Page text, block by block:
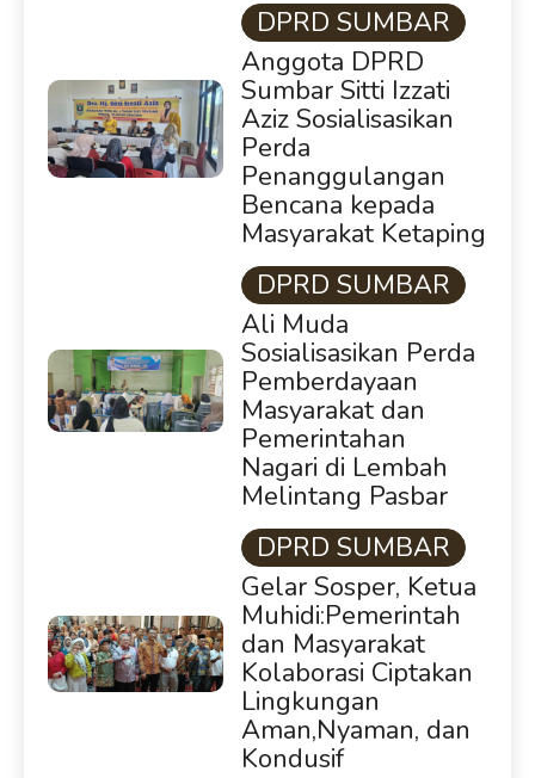
DPRD SUMBAR
Anggota DPRD
Sumbar Sitti Izzati
Aziz Sosialisasikan
Perda
Penanggulangan
Bencana kepada
Masyarakat Ketaping
DPRD SUMBAR
Ali Muda
Sosialisasikan Perda
Pemberdayaan
Masyarakat dan
Pemerintahan
Nagari di Lembah
Melintang Pasbar
DPRD SUMBAR
Gelar Sosper, Ketua
Muhidi:Pemerintah
dan Masyarakat
Kolaborasi Ciptakan
Lingkungan
Aman,Nyaman, dan
Kondusif